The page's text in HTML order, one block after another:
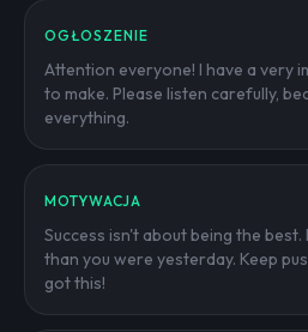
OGŁOSZENIE
Attention everyone! I have a very
to make. Please listen carefully,
everything.
MOTYWACJA
Success isn't about being the
than you were yesterday. Keep
got this!